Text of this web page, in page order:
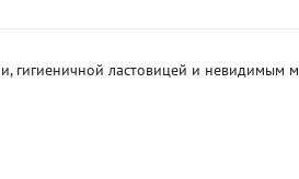
гигиеничной ластовицей и невидимым